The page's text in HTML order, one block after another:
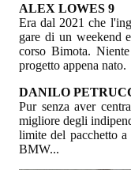
ALEX LOWES 9
Era dal 2021 che
gare di un weekend
corso Bimota.
progetto appena nato.
DANILO
Pur senza aver
migliore degli
limite del pacchetto
BMW...